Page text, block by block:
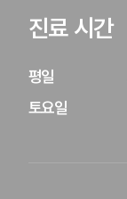
진료 시간
평일
토요일